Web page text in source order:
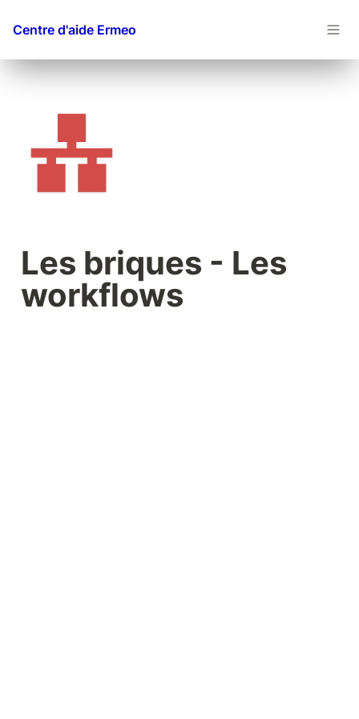
Centre d'aide Ermeo
Les briques - Les
workflows